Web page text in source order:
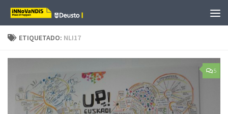
Saltar al contenido
ETIQUETADO: NLI17
5